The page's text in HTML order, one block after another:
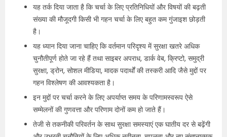
यह तर्क दिया जाता है कि चर्चा के लिए प्रतिनिधियों और विषयों की बढ़ती
संख्या की मौजूदगी किसी भी गहन चर्चा के लिए बहुत कम गुंजाइश छोड़ती
है।
यह ध्यान दिया जाना चाहिए कि वर्तमान परिदृश्य में सुरक्षा खतरे अधिक
चुनौतीपूर्ण होते जा रहे हैं तथा साइबर अपराध, डार्क वेब, क्रिप्टो, समुद्री
सुरक्षा, ड्रोन, सोशल मीडिया, मादक पदार्थों की तस्करी आदि जैसे मुद्दों पर
गहन विश्लेषण की आवश्यकता है।
इन मुद्दों पर चर्चा करने के लिए अपर्याप्त समय के परिणामस्वरूप ऐसे
सम्मेलनों की गुणवत्ता और परिणाम दोनों कम हो जाते हैं।
तेजी से तकनीकी परिवर्तन के साथ सुरक्षा समस्याएं एक घातीय दर से बढ़ेंगी